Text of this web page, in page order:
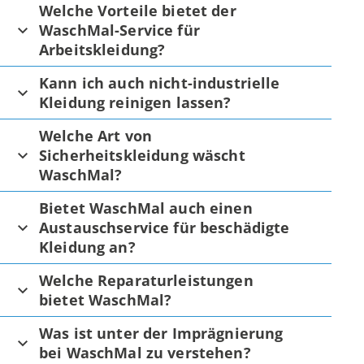
Welche Vorteile bietet der
WaschMal-Service für
Arbeitskleidung?
Kann ich auch nicht-industrielle
Kleidung reinigen lassen?
Welche Art von
Sicherheitskleidung wäscht
WaschMal?
Bietet WaschMal auch einen
Austauschservice für beschädigte
Kleidung an?
Welche Reparaturleistungen
bietet WaschMal?
Was ist unter der Imprägnierung
bei WaschMal zu verstehen?